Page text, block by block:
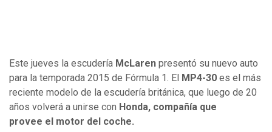
Este jueves la escudería McLaren presentó su nuevo auto
para la temporada 2015 de Fórmula 1. El MP4-30 es el más
reciente modelo de la escudería británica, que luego de 20
años volverá a unirse con Honda, compañía que
provee el motor del coche.